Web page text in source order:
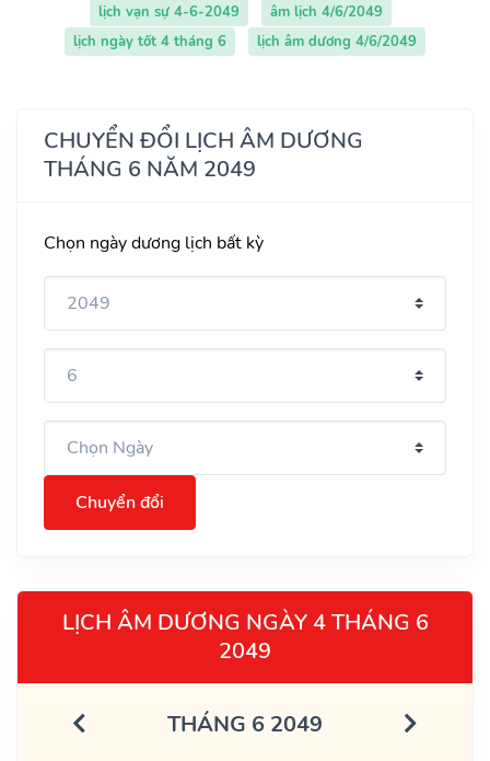
lịch vạn sự 4-6-2049
âm lịch 4/6/2049
lịch ngày tốt 4 tháng 6
lịch âm dương 4/6/2049
CHUYỂN ĐỔI LỊCH ÂM DƯƠNG
THÁNG 6 NĂM 2049
Chọn ngày dương lịch bất kỳ
Chuyển đổi
LỊCH ÂM DƯƠNG NGÀY 4 THÁNG 6
2049
THÁNG 6 2049